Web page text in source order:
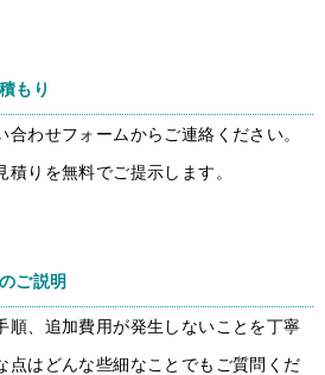
もり
合わせフォームからご連絡ください。
りを無料でご提示します。
ご説明
順、追加費用が発生しないことを丁寧
点はどんな些細なことでもご質問くだ